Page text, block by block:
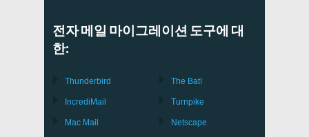
전자 메일 마이그레이션 도구에 대
한:
Thunderbird
IncrediMail
Mac Mail
The Bat!
Turnpike
Netscape